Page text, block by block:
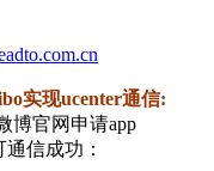
实现ucenter通信:
博官网申请app
信成功：